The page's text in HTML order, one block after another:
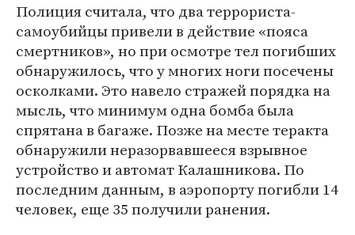
Полиция считала, что два террориста-
самоубийцы привели в действие «пояса
смертников», но при осмотре тел погибших
обнаружилось, что у многих ноги посечены
осколками. Это навело стражей порядка на
мысль, что минимум одна бомба была
спрятана в багаже. Позже на месте теракта
обнаружили неразорвавшееся взрывное
устройство и автомат Калашникова. По
последним данным, в аэропорту погибли 14
человек, еще 35 получили ранения.